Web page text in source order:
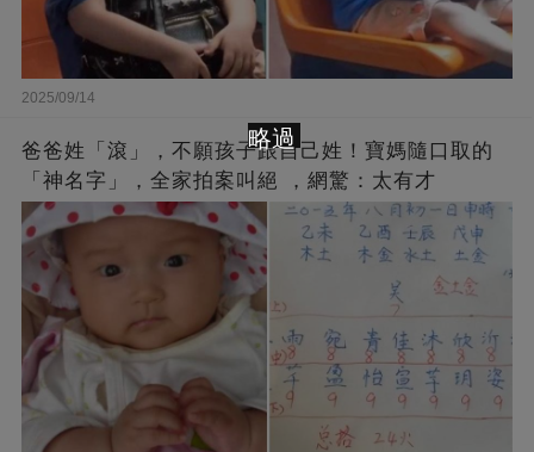
2025/09/14
爸爸姓「滾」，不願孩子跟自己姓！寶媽隨口取的
「神名字」，全家拍案叫絕 ，網驚：太有才
略過